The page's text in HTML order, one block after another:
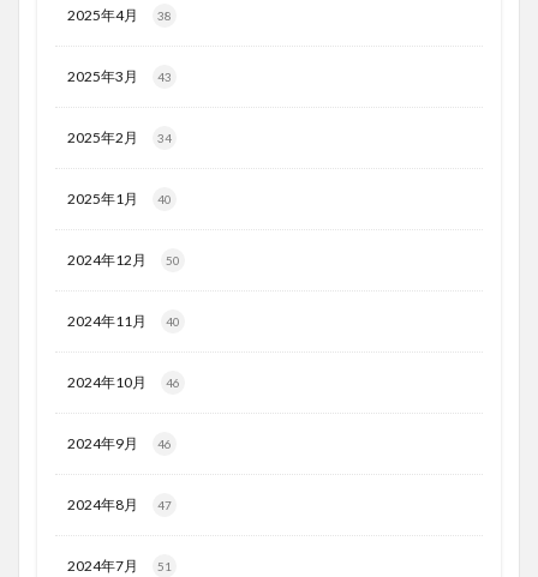
2025年4月 38
2025年3月 43
2025年2月 34
2025年1月 40
2024年12月 50
2024年11月 40
2024年10月 46
2024年9月 46
2024年8月 47
2024年7月 51